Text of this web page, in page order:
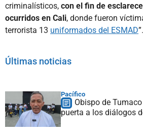
criminalísticos, con el fin de
ocurridos en Cali, donde fueron
terrorista 13 uniformados del ESMAD”.
Últimas noticias
Pacífico
Obispo de
puerta a los diálogos